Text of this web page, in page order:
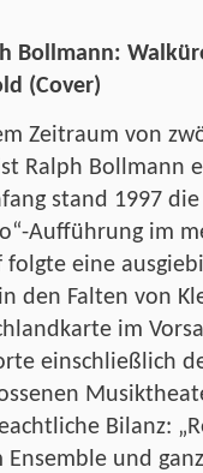
Zeitraum von
Ralph Bollmann
stand 1997
Aufführung im
folgte eine
den Falten von
im
einschließlich
Bilanz:
Ensemble und